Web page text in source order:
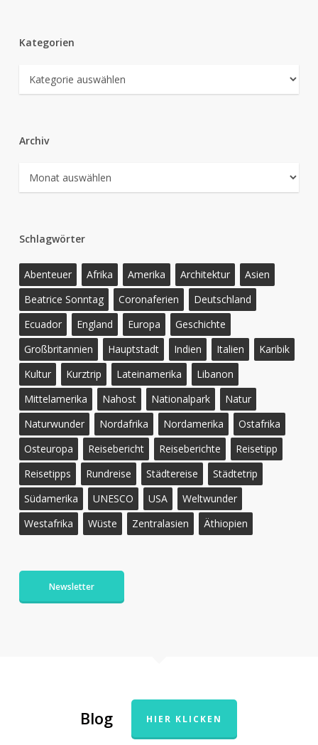
Kategorien
Kategorien
Archiv
Archiv
Schlagwörter
Abenteuer Afrika Amerika Architektur
Asien
Beatrice Sonntag
Coronaferien
Deutschland
Ecuador
England Europa
Geschichte
Großbritannien
Hauptstadt Indien Italien
Karibik
Kultur
Kurztrip Lateinamerika
Libanon
Mittelamerika
Nahost Nationalpark
Natur
Naturwunder
Nordafrika Nordamerika
Ostafrika
Osteuropa
Reisebericht Reiseberichte
Reisetipp
Reisetipps
Rundreise Städtereise
Städtetrip
Südamerika
UNESCO USA
Weltwunder
Westafrika
Wüste Zentralasien Äthiopien
Newsletter
Blog HIER KLICKEN